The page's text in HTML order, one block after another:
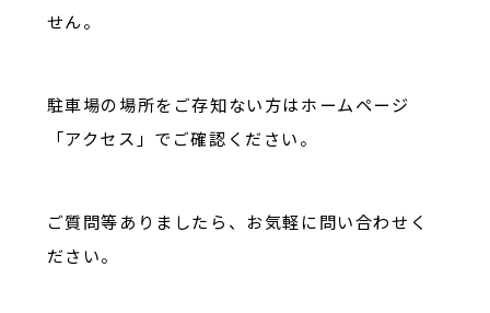
せん。
駐車場の場所をご存知ない方はホームページ
「アクセス」でご確認ください。
ご質問等ありましたら、お気軽に問い合わせく
ださい。